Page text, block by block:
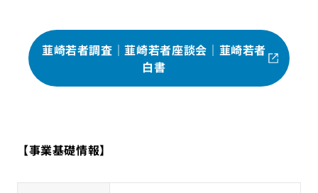
韮崎若者調査｜韮崎若者座談会｜韮崎若者
白書
【事業基礎情報】